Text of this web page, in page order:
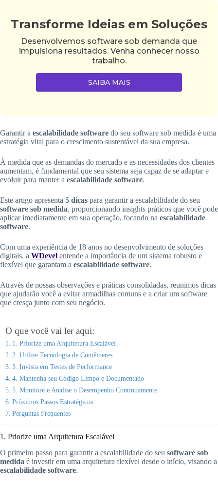
Transforme Ideias em Soluções
Desenvolvemos software sob demanda que
impulsiona resultados. Venha conhecer nosso
trabalho.
SAIBA MAIS
Garantir a escalabilidade software do seu software sob medida é uma
estratégia vital para o crescimento sustentável da sua empresa.
À medida que as demandas do mercado e as necessidades dos clientes
aumentam, é fundamental que seu sistema seja capaz de se adaptar e
evoluir para manter a escalabilidade software.
Este artigo apresenta 5 dicas para garantir a escalabilidade do seu
software sob medida, proporcionando insights práticos que você pode
aplicar imediatamente em sua operação, focando na escalabilidade
software.
Com uma experiência de 18 anos no desenvolvimento de soluções
digitais, a WDevel entende a importância de um sistema robusto e
flexível que garantam a escalabilidade software.
Através de nossas observações e práticas consolidadas, reunimos dicas
que ajudarão você a evitar armadilhas comuns e a criar um software
que cresça junto com seu negócio.
O que você vai ler aqui:
1. Priorize uma Arquitetura Escalável
2. Utilize Tecnologia de Contêineres
3. Invista em Testes de Performance
4. Mantenha seu Código Limpo e Documentado
5. Monitore e Analise o Desempenho Continuamente
Próximos Passos Estratégicos
Perguntas Frequentes
1. Priorize uma Arquitetura Escalável
O primeiro passo para garantir a escalabilidade do seu software sob
medida é investir em uma arquitetura flexível desde o início, visando a
escalabilidade software.